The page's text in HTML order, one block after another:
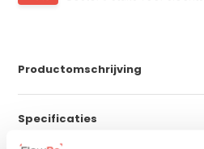
Productomschrijving
Specificaties